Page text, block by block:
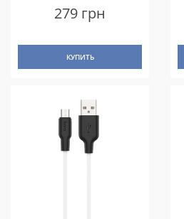
279 грн
КУПИТЬ